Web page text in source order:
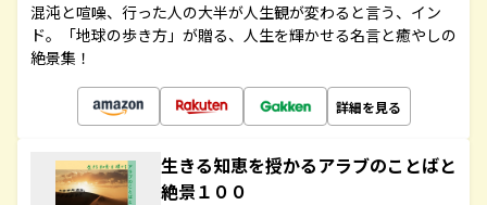
混沌と喧噪、行った人の大半が人生観が変わると言う、イン
ド。「地球の歩き方」が贈る、人生を輝かせる名言と癒やしの
絶景集！
詳細を見る
生きる知恵を授かるアラブのことばと
絶景１００